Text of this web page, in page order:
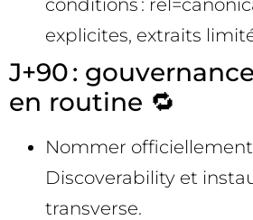
explicites, extraits
J+90 :
en routine 🔁
Nommer
Discoverability et
transverse.